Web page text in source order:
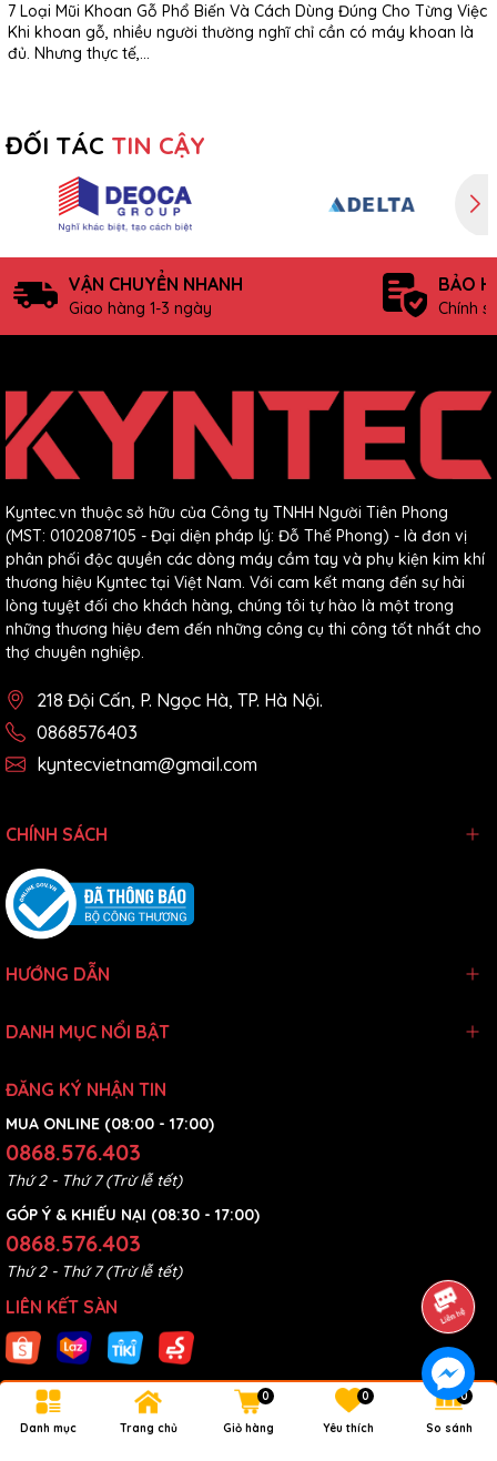
7 Loại Mũi Khoan Gỗ Phổ Biến Và Cách Dùng Đúng Cho Từng Việc
Khi khoan gỗ, nhiều người thường nghĩ chỉ cần có máy khoan là
đủ. Nhưng thực tế,...
ĐỐI TÁC TIN CẬY
VẬN CHUYỂN NHANH
Giao hàng 1-3 ngày
BẢO
Chính
Kyntec.vn thuộc sở hữu của Công ty TNHH Người Tiên Phong
(MST: 0102087105 - Đại diện pháp lý: Đỗ Thế Phong) - là đơn vị
phân phối độc quyền các dòng máy cầm tay và phụ kiện kim khí
thương hiệu Kyntec tại Việt Nam. Với cam kết mang đến sự hài
lòng tuyệt đối cho khách hàng, chúng tôi tự hào là một trong
những thương hiệu đem đến những công cụ thi công tốt nhất cho
thợ chuyên nghiệp.
218 Đội Cấn, P. Ngọc Hà, TP. Hà Nội.
0868576403
kyntecvietnam@gmail.com
CHÍNH SÁCH
HƯỚNG DẪN
DANH MỤC NỔI BẬT
ĐĂNG KÝ NHẬN TIN
MUA ONLINE (08:00 - 17:00)
0868.576.403
Thứ 2 - Thứ 7 (Trừ lễ tết)
GÓP Ý & KHIẾU NẠI (08:30 - 17:00)
0868.576.403
Thứ 2 - Thứ 7 (Trừ lễ tết)
LIÊN KẾT SÀN
KẾT NỐI VỚI CHÚNG TÔI:
Danh mục Trang chủ Giỏ hàng
0
Yêu thích
0
So sánh
0